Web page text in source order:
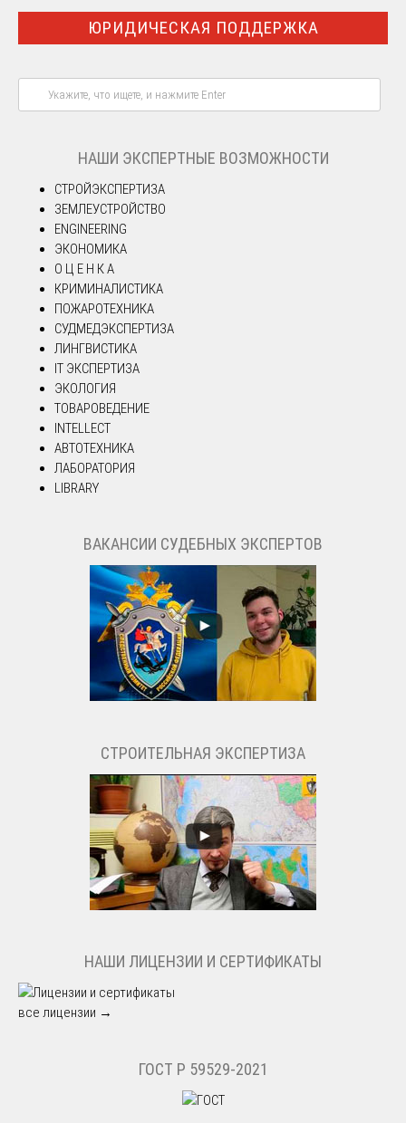
ЮРИДИЧЕСКАЯ ПОДДЕРЖКА
НАШИ ЭКСПЕРТНЫЕ ВОЗМОЖНОСТИ
СТРОЙЭКСПЕРТИЗА
ЗЕМЛЕУСТРОЙСТВО
ENGINEERING
ЭКОНОМИКА
О Ц Е Н К А
КРИМИНАЛИСТИКА
ПОЖАРОТЕХНИКА
СУДМЕДЭКСПЕРТИЗА
ЛИНГВИСТИКА
IT ЭКСПЕРТИЗА
ЭКОЛОГИЯ
ТОВАРОВЕДЕНИЕ
INTELLECT
АВТОТЕХНИКА
ЛАБОРАТОРИЯ
LIBRARY
ВАКАНСИИ СУДЕБНЫХ ЭКСПЕРТОВ
СТРОИТЕЛЬНАЯ ЭКСПЕРТИЗА
НАШИ ЛИЦЕНЗИИ И СЕРТИФИКАТЫ
все лицензии →
ГОСТ Р 59529-2021